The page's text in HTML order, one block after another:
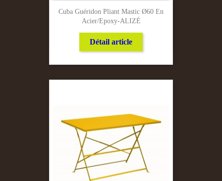
Cuba Guéridon Pliant Mastic Ø60 En
Acier/Epoxy-ALIZÉ
Détail article